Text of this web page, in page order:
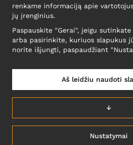
KOMPANIJA
Narva mnt 5, EE-
Reg: 12356245
LIETUVĄ/
renkame informaciją apie
jų įrenginius.
Paspauskite "Gerai", jeigu
arba pasirinkite, kuriuos slapukus
norite išjungti, paspaudžiant
Nustatymai
↓
Aš leidžiu naudoti